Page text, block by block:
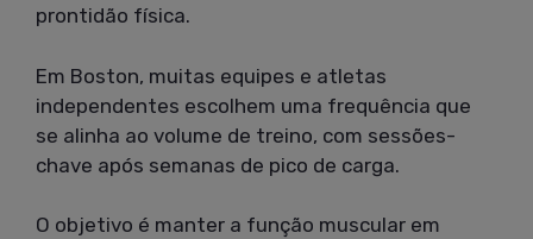
prontidão física.
Em Boston, muitas equipes e atletas
independentes escolhem uma frequência que
se alinha ao volume de treino, com sessões-
chave após semanas de pico de carga.
O objetivo é manter a função muscular em